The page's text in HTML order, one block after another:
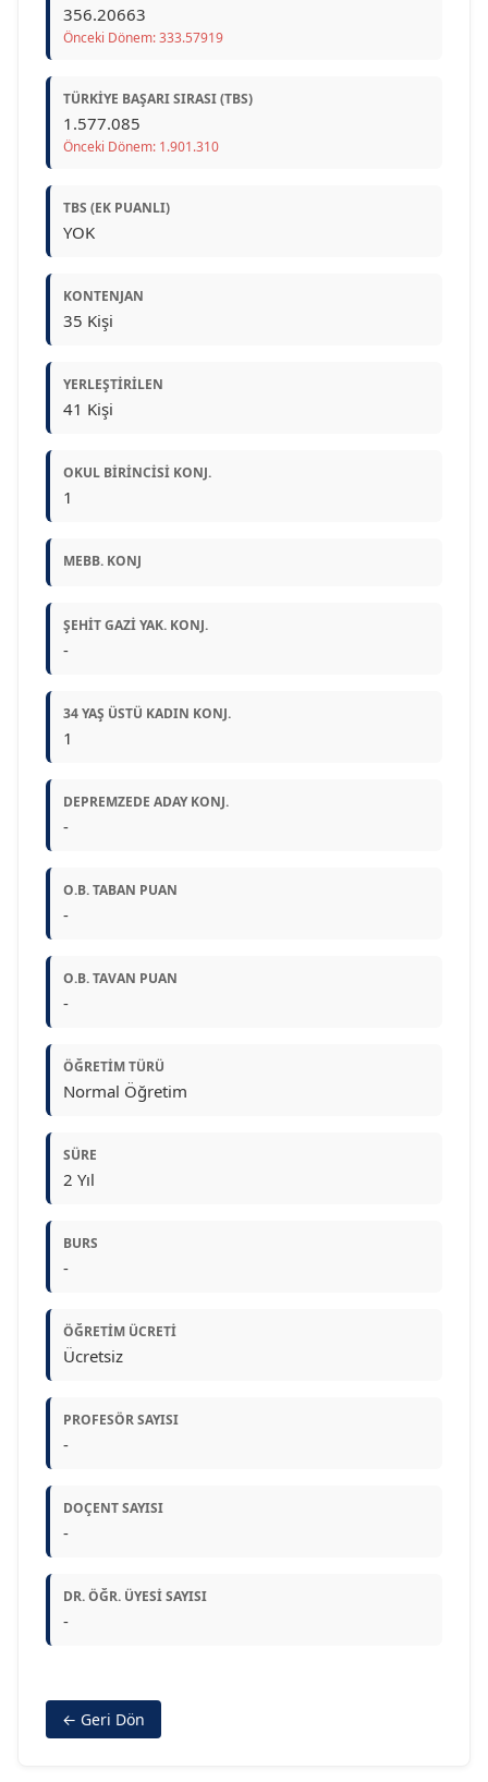
356.20663
Önceki Dönem: 333.57919
TÜRKIYE BAŞARI SIRASI (TBS)
1.577.085
Önceki Dönem: 1.901.310
TBS (EK PUANLI)
YOK
KONTENJAN
35 Kişi
YERLEŞTIRILEN
41 Kişi
OKUL BIRINCISI KONJ.
1
MEBB. KONJ
ŞEHIT GAZI YAK. KONJ.
-
34 YAŞ ÜSTÜ KADIN KONJ.
1
DEPREMZEDE ADAY KONJ.
-
O.B. TABAN PUAN
-
O.B. TAVAN PUAN
-
ÖĞRETIM TÜRÜ
Normal Öğretim
SÜRE
2 Yıl
BURS
-
ÖĞRETIM ÜCRETI
Ücretsiz
PROFESÖR SAYISI
-
DOÇENT SAYISI
-
DR. ÖĞR. ÜYESI SAYISI
-
← Geri Dön